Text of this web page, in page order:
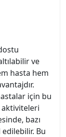
ve
hasta hem
için bu
aktiviteleri
bazı
Bu